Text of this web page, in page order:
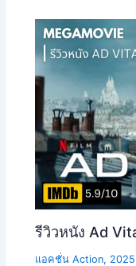
รีวิวหนัง Ad
แอคชั่น Action, 2025